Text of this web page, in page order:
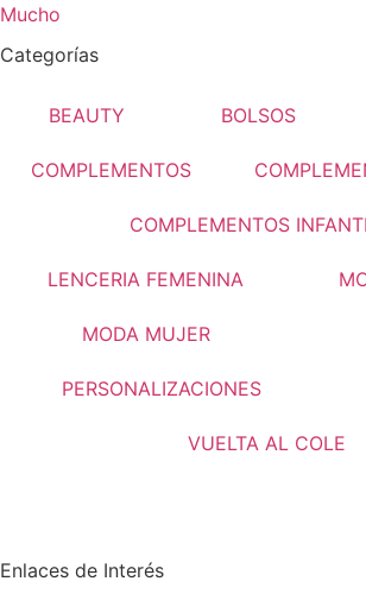
Mucho
Categorías
BEAUTY BOLSOS
COMPLEMENTOS
COMPLEMENTOS
LENCERIA FEMENINA
MODA MUJER
PERSONALIZACIONES
VUELTA AL COLE
Enlaces de Interés